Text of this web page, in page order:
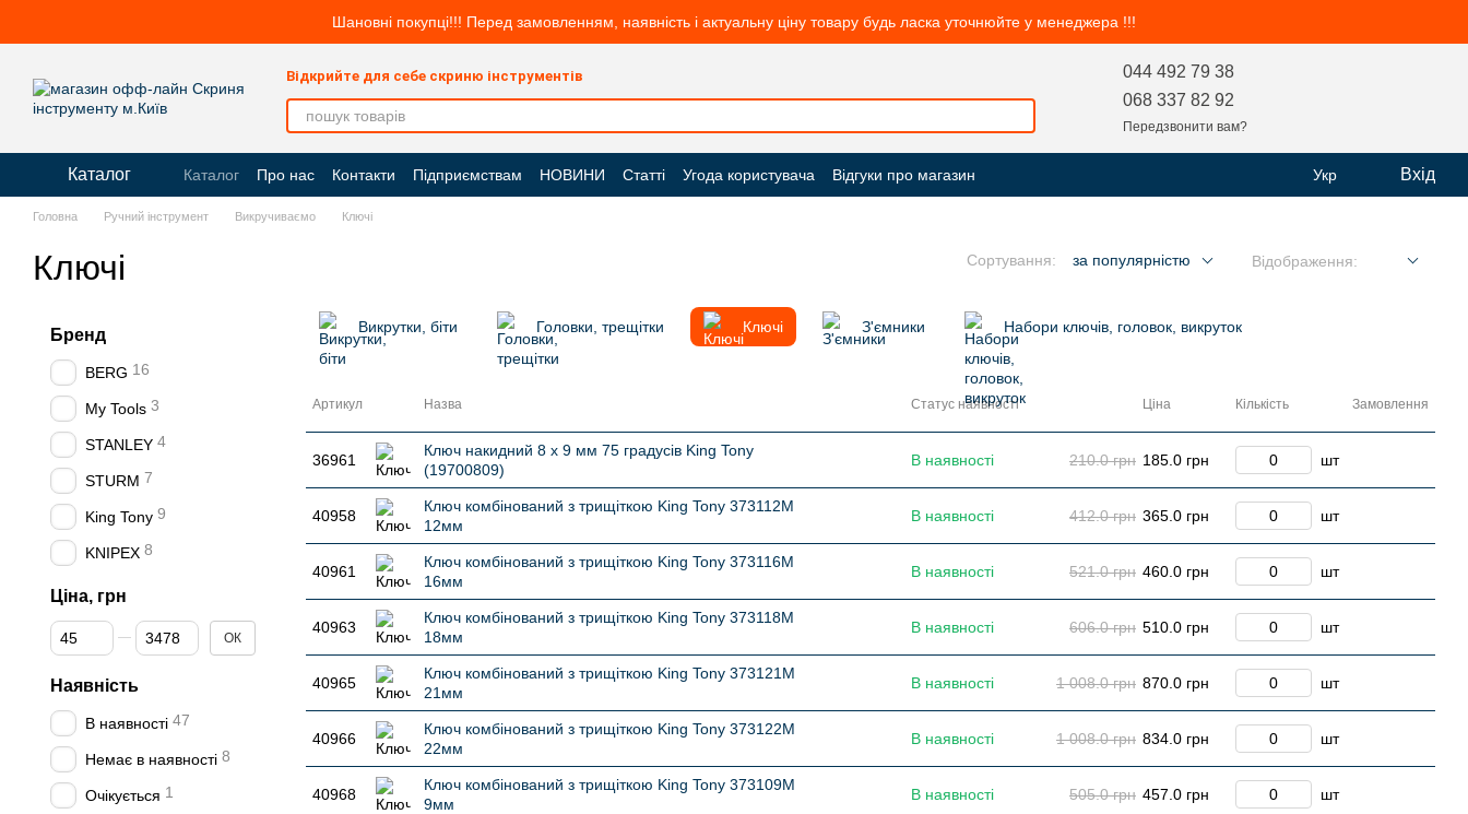
Шановні покупці!!! Перед замовленням, наявність і актуальну ціну товару будь ласка уточнюйте у менеджера !!!
Відкрийте для себе скриню інструментів
044 492 79 38
068 337 82 92
Передзвонити вам?
Каталог Каталог Про нас Контакти Підприємствам НОВИНИ Статті Угода користувача Відгуки про магазин Укр Вхід
Головна Ручний інструмент Викручиваємо Ключі
Ключі Сортування: за популярністю Відображення:
Викрутки, біти Головки, трещітки Ключі З'ємники Набори ключів, головок, викруток
Артикул Назва Статус наявності Ціна Кількість Замовлення
36961
Ключ накидний 8 х 9 мм 75 градусів King Tony
(19700809)
В наявності 210.0 грн 185.0 грн шт
40958
Ключ комбінований з трищіткою King Tony 373112M
12мм
В наявності 412.0 грн 365.0 грн шт
40961
Ключ комбінований з трищіткою King Tony 373116M
16мм
В наявності 521.0 грн 460.0 грн шт
40963
Ключ комбінований з трищіткою King Tony 373118M
18мм
В наявності 606.0 грн 510.0 грн шт
40965
Ключ комбінований з трищіткою King Tony 373121M
21мм
В наявності 1 008.0 грн 870.0 грн шт
40966
Ключ комбінований з трищіткою King Tony 373122M
22мм
В наявності 1 008.0 грн 834.0 грн шт
40968
Ключ комбінований з трищіткою King Tony 373109M
9мм
В наявності 505.0 грн 457.0 грн шт
Бренд
BERG 16
My Tools 3
STANLEY 4
STURM 7
King Tony 9
KNIPEX 8
Ціна, грн
Від Ціна, грн
До Ціна, грн ОК
Наявність
В наявності 47
Немає в наявності 8
Очікується 1